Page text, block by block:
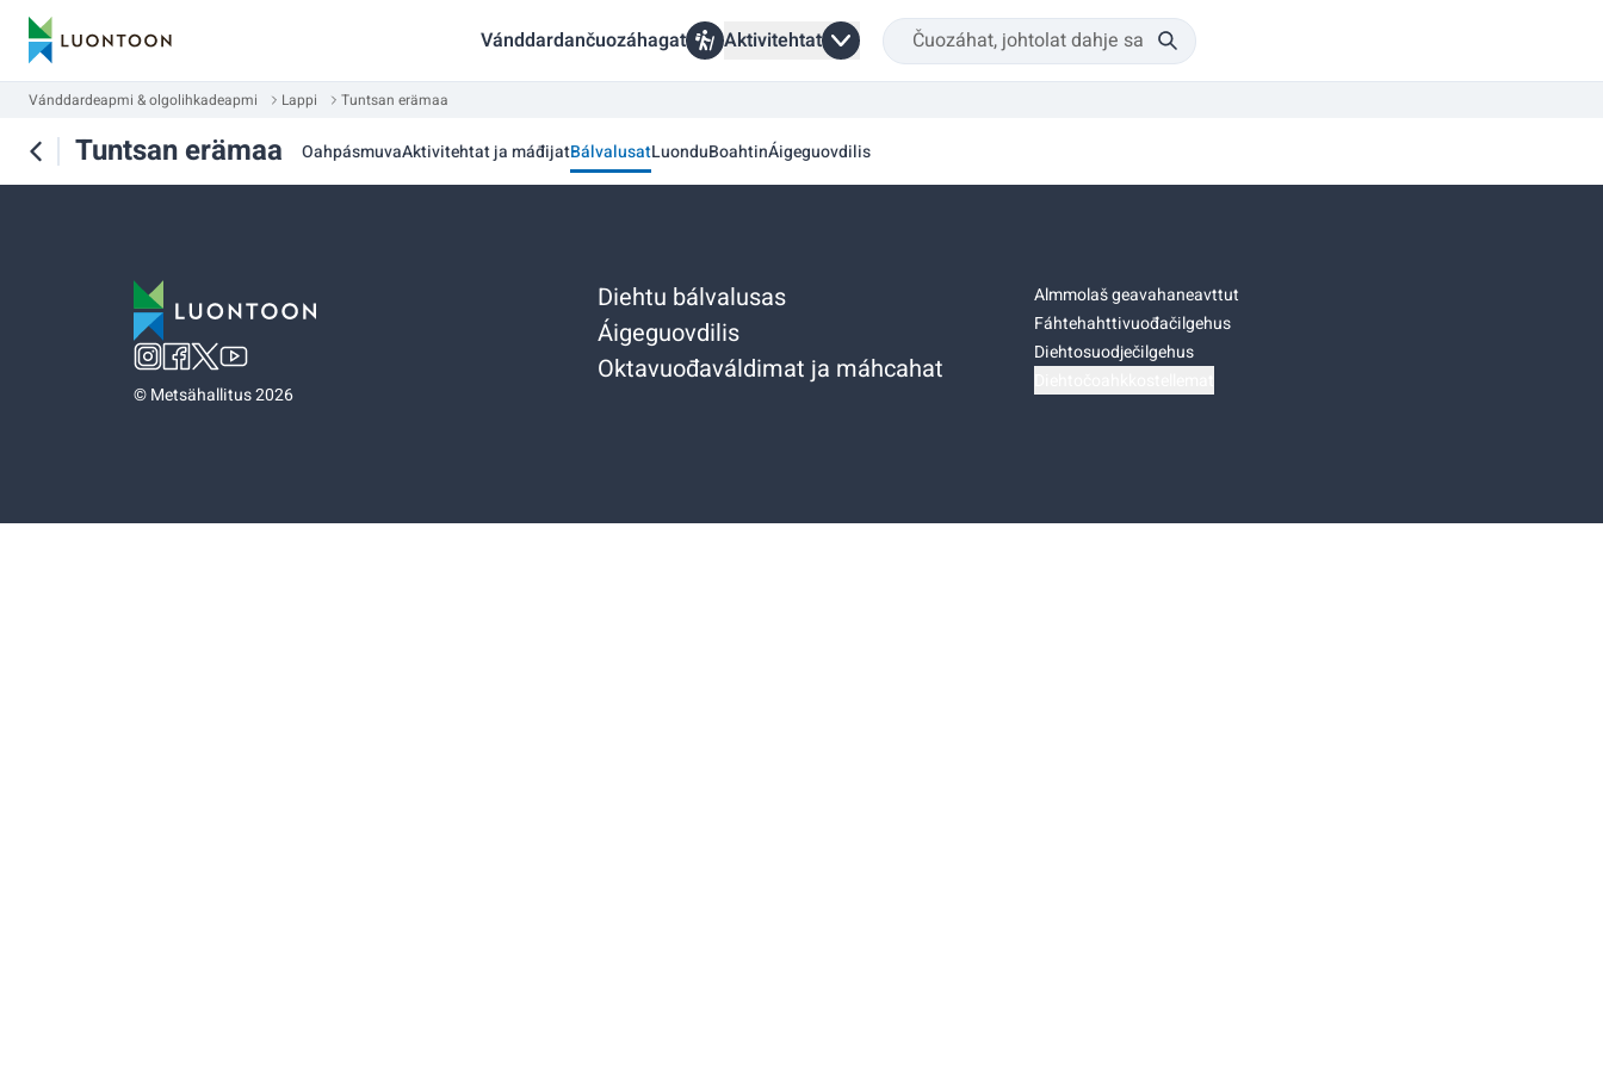
Vánddardančuozáhagat Aktivitehtat
Vánddardeapmi & olgolihkadeapmi Lappi Tuntsan erämaa
Tuntsan erämaa OahpásmuvaAktivitehtat ja máđijatBálvalusatLuonduBoahtinÁigeguovdilis
©Metsähallitus 2026
Diehtu bálvalusas
Áigeguovdilis
Oktavuođaváldimat ja máhcahat
Almmolaš geavahaneavttut
Fáhtehahttivuođačilgehus
Diehtosuodječilgehus